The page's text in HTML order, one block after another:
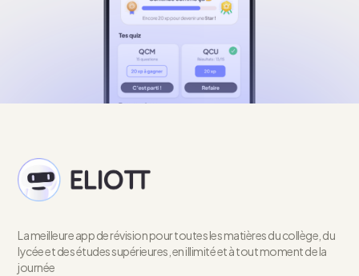
La meilleure app de révision pour toutes les matières du collège, du
lycée et des études supérieures, en illimité et à tout moment de la
journée